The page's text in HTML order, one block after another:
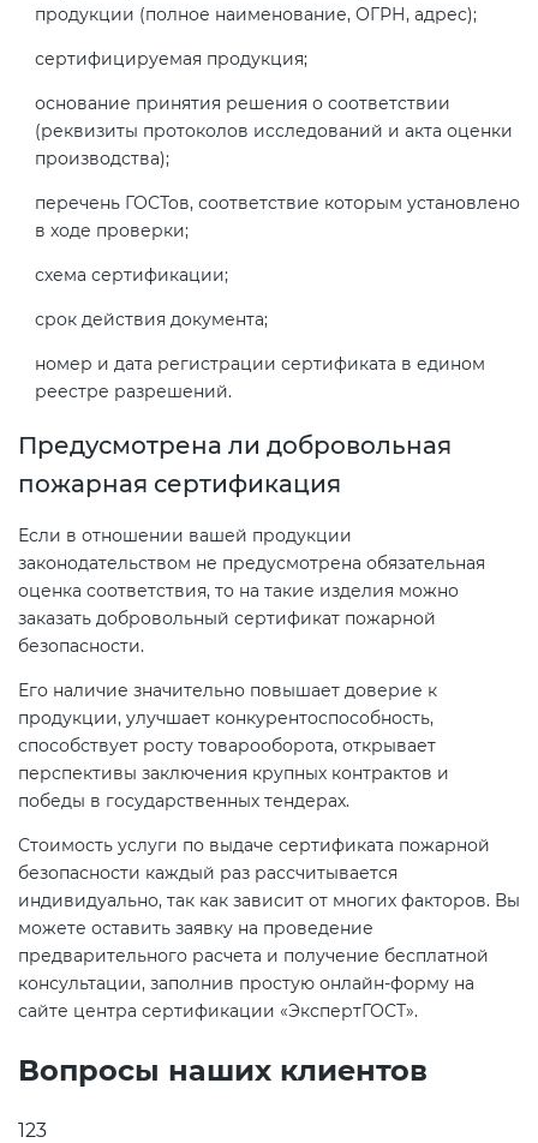
продукции (полное наименование, ОГРН, адрес);
сертифицируемая продукция;
основание принятия решения о соответствии
(реквизиты протоколов исследований и акта оценки
производства);
перечень ГОСТов, соответствие которым установлено
в ходе проверки;
схема сертификации;
срок действия документа;
номер и дата регистрации сертификата в едином
реестре разрешений.
Предусмотрена ли добровольная
пожарная сертификация
Если в отношении вашей продукции
законодательством не предусмотрена обязательная
оценка соответствия, то на такие изделия можно
заказать добровольный сертификат пожарной
безопасности.
Его наличие значительно повышает доверие к
продукции, улучшает конкурентоспособность,
способствует росту товарооборота, открывает
перспективы заключения крупных контрактов и
победы в государственных тендерах.
Стоимость услуги по выдаче сертификата пожарной
безопасности каждый раз рассчитывается
индивидуально, так как зависит от многих факторов. Вы
можете оставить заявку на проведение
предварительного расчета и получение бесплатной
консультации, заполнив простую онлайн-форму на
сайте центра сертификации «ЭкспертГОСТ».
Вопросы наших клиентов
123